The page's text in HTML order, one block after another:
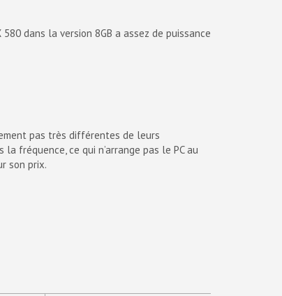
dans la version 8GB a assez de puissance
pas très différentes de leurs
fréquence, ce qui n’arrange pas le PC au
son prix.